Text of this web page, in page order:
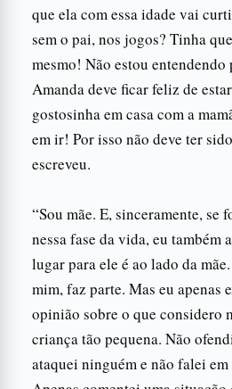
que ela com essa idade vai
sem o pai, nos jogos? Tinha
mesmo! Não estou entendendo
Amanda deve ficar feliz de
gostosinha em casa com a
em ir! Por isso não deve ter
escreveu.
“Sou mãe. E, sinceramente, se
nessa fase da vida, eu também
lugar para ele é ao lado da
mim, faz parte. Mas eu apenas
opinião sobre o que considero
criança tão pequena. Não
ataquei ninguém e não falei